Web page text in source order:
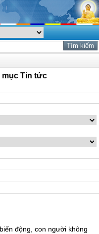
mục Tin tức
động, con người không